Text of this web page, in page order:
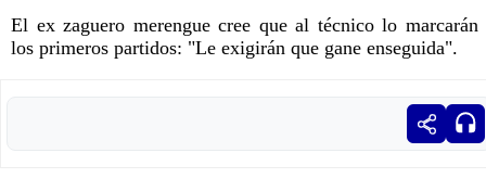
El ex zaguero merengue cree que al técnico lo marcarán
los primeros partidos: "Le exigirán que gane enseguida".